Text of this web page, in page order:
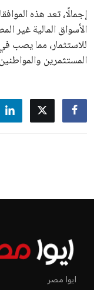
إجمالًا، تعد هذه
الأسواق المالية غير
للاستثمار، مما يصب
المستثمرين
ايوا مصر